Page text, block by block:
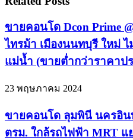
ขายคอนโด Dcon Prime
ไทรม้า เมืองนนทบุรี ใหม่ ไ
แม่น้ำ (ขายต่ำกว่าราคาปร
23 พฤษภาคม 2024
ขายคอนโด ลุมพินี นครอิน
ตรม. ใกล้รถไฟฟ้า MRT